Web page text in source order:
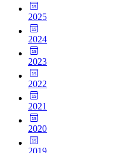
2025
2024
2023
2022
2021
2020
2019